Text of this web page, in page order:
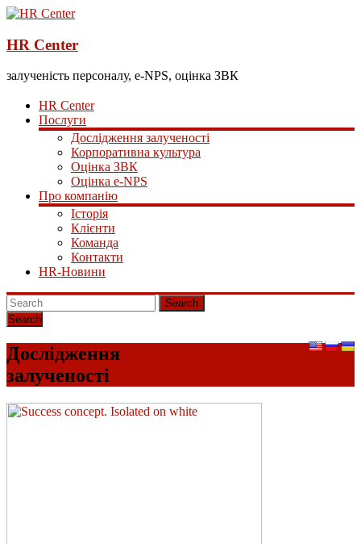
HR Center
залученість персоналу, e-NPS, оцінка ЗВК
HR Center
Послуги
Дослідження залученості
Корпоративна культура
Оцінка ЗВК
Оцінка e-NPS
Про компанію
Історія
Клієнти
Команда
Контакти
HR-Новини
Search
Дослідження
залученості